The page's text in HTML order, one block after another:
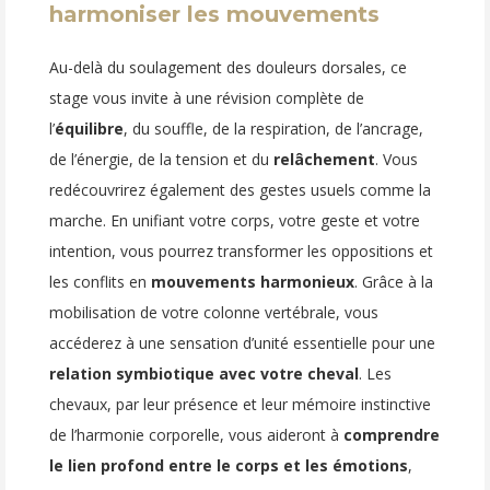
harmoniser les mouvements
Au-delà du soulagement des douleurs dorsales, ce
stage vous invite à une révision complète de
l’équilibre, du souffle, de la respiration, de l’ancrage,
de l’énergie, de la tension et du relâchement. Vous
redécouvrirez également des gestes usuels comme la
marche. En unifiant votre corps, votre geste et votre
intention, vous pourrez transformer les oppositions et
les conflits en mouvements harmonieux. Grâce à la
mobilisation de votre colonne vertébrale, vous
accéderez à une sensation d’unité essentielle pour une
relation symbiotique avec votre cheval. Les
chevaux, par leur présence et leur mémoire instinctive
de l’harmonie corporelle, vous aideront à comprendre
le lien profond entre le corps et les émotions,